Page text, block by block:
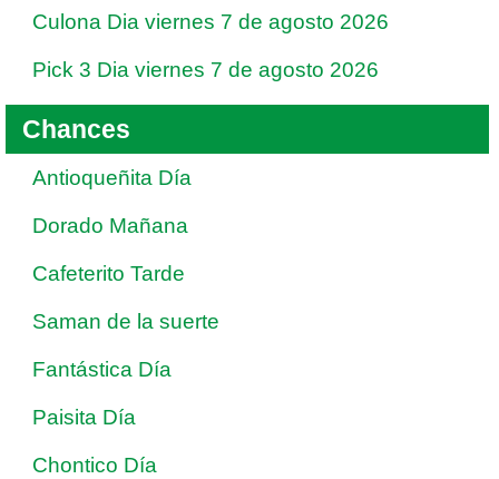
Culona Dia viernes 7 de agosto 2026
Pick 3 Dia viernes 7 de agosto 2026
Chances
Antioqueñita Día
Dorado Mañana
Cafeterito Tarde
Saman de la suerte
Fantástica Día
Paisita Día
Chontico Día